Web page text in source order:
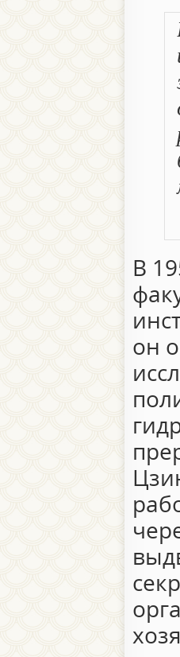
В
он